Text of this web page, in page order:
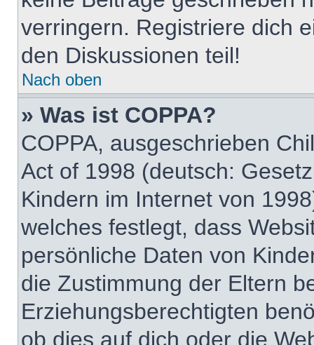
verringern. Registriere dich
den Diskussionen teil!
Nach oben
» Was ist COPPA?
COPPA, ausgeschrieben
Act of 1998 (deutsch:
Kindern im Internet von
welches festlegt, dass
persönliche Daten von
die Zustimmung der Eltern
Erziehungsberechtigten
ob dies auf dich oder die